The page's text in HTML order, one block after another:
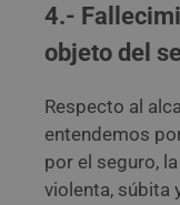
4.-
objeto del
Respecto al
entendemos
por el seguro,
violenta, súbita